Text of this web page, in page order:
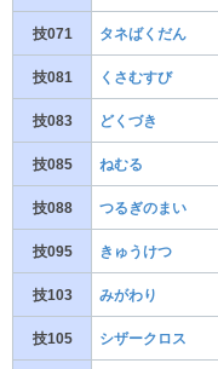
技071 タネばくだん
技081 くさむすび
技083 どくづき
技085 ねむる
技088 つるぎのまい
技095 きゅうけつ
技103 みがわり
技105 シザークロス